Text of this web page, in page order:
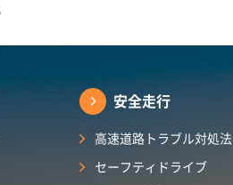
安全走行
高速道路トラブル対処法
セーフティドライブ